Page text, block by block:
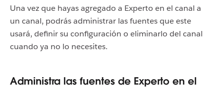
Una vez que hayas agregado a Experto en el canal a
un canal, podrás administrar las fuentes que este
usará, definir su configuración o eliminarlo del canal
cuando ya no lo necesites.
Administra las fuentes de Experto en el